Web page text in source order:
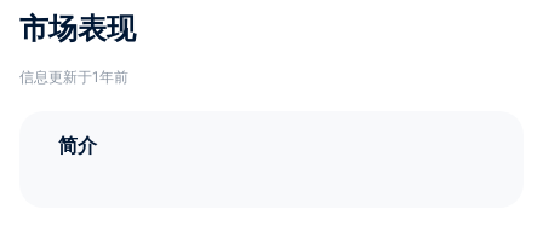
市场表现
信息更新于1年前
简介